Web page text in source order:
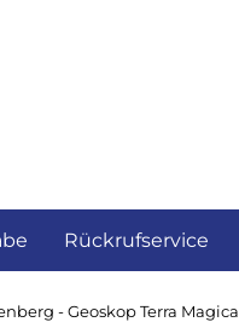
Rückrufservice
- Geoskop Terra Magica